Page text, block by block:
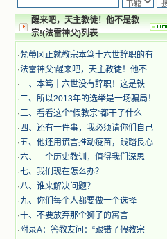
醒来吧，天主教徒！他不是教
宗!(法雷神父)列表
·梵蒂冈正就教宗本笃十六世辞职的有
·法雷神父:醒来吧，天主教徒！他不
·一、本笃十六世没有辞职！这是铁一
·二、所以2013年的选举是一场骗局！
·三、看看这个“假教宗”都干了什么
· 四、还有一件事，我必须请你们自己
·五、他还用谎言推动疫苗，践踏良心
·六、一个历史教训，值得我们深思
·七、我们现在怎么办？
·八、谁来解决问题？
·九、你们每个人都要做一个选择
·十、不要放弃那个狮子的寓言
· 附录A：答教友问：“跟错了假教宗